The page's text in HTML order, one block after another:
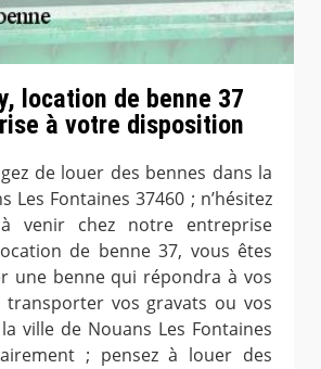
location de benne 37
à votre disposition
de louer des bennes dans la
Les Fontaines 37460 ; n’hésitez
venir chez notre entreprise
de benne 37, vous êtes
une benne qui répondra à vos
transporter vos gravats ou vos
ville de Nouans Les Fontaines
; pensez à louer des